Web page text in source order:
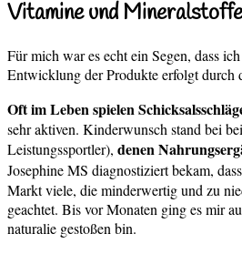
Vitamine und
Für mich war es echt ein Segen, dass
Entwicklung der Produkte erfolgt durch
Oft im Leben spielen
sehr aktiven. Kinderwunsch stand bei
Leistungssportler), denen
Josephine MS diagnostiziert bekam,
Markt viele, die minderwertig und zu
geachtet. Bis vor Monaten ging es mir
naturalie gestoßen bin.